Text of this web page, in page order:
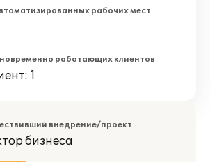
рабочих мест
работающих клиентов
1
внедрение/проект
бизнеса